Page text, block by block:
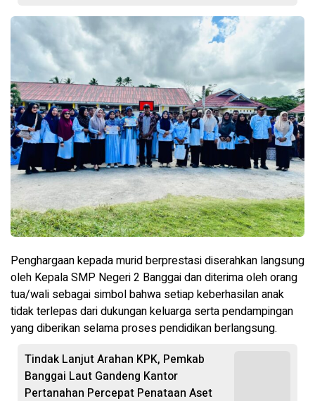
Penghargaan kepada murid berprestasi diserahkan langsung
oleh Kepala SMP Negeri 2 Banggai dan diterima oleh orang
tua/wali sebagai simbol bahwa setiap keberhasilan anak
tidak terlepas dari dukungan keluarga serta pendampingan
yang diberikan selama proses pendidikan berlangsung.
Tindak Lanjut Arahan KPK, Pemkab
Banggai Laut Gandeng Kantor
Pertanahan Percepat Penataan Aset